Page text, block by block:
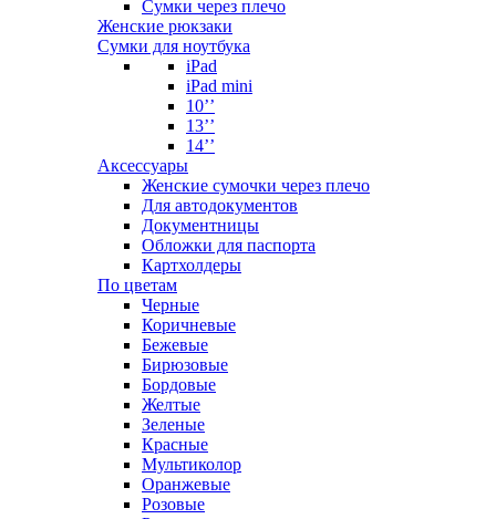
Сумки через плечо
Женские рюкзаки
Сумки для ноутбука
iPad
iPad mini
10’’
13’’
14’’
Аксессуары
Женские сумочки через плечо
Для автодокументов
Документницы
Обложки для паспорта
Картхолдеры
По цветам
Черные
Коричневые
Бежевые
Бирюзовые
Бордовые
Желтые
Зеленые
Красные
Мультиколор
Оранжевые
Розовые